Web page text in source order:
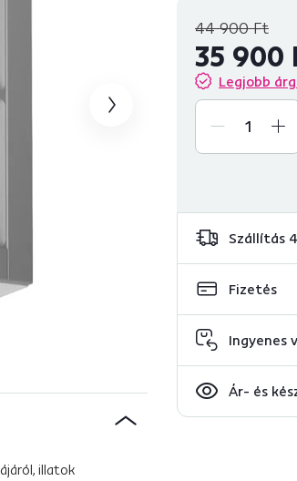
44 900 Ft
35 900
Legjobb
Szállítás
Fizetés
Ingyenes
Ár- és
illatok